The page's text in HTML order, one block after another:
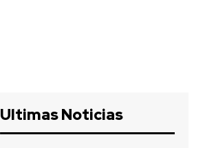
Ultimas Noticias